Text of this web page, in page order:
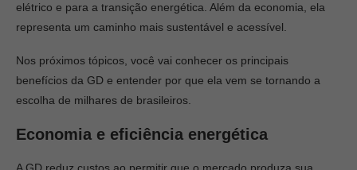
elétrico e para a transição energética. Além da economia, ela
representa um caminho mais sustentável e acessível.
Nos próximos tópicos, você vai conhecer os principais
benefícios da GD e entender por que ela vem se tornando a
escolha de milhares de brasileiros.
Economia e eficiência energética